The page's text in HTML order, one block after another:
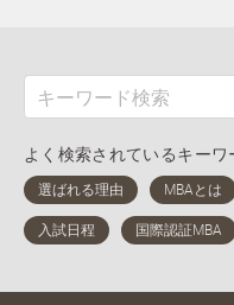
よく検索されているキーワ